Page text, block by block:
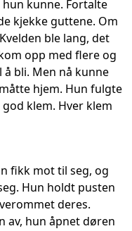
kunne. Fortalte
kjekke guttene. Om
ble lang, det
opp med flere og
bli. Men nå kunne
hjem. Hun fulgte
klem. Hver klem
fikk mot til seg, og
Hun holdt pusten
deres.
av, hun åpnet døren